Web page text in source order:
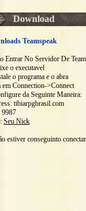
Download
Teamspeak
Entrar No Servidor De
o executavel
o programa e o abra
em Connection->Connect
da Seguinte Maneira:
tibiarpgbrasil.com
9987
Seu Nick
estiver conseguinto